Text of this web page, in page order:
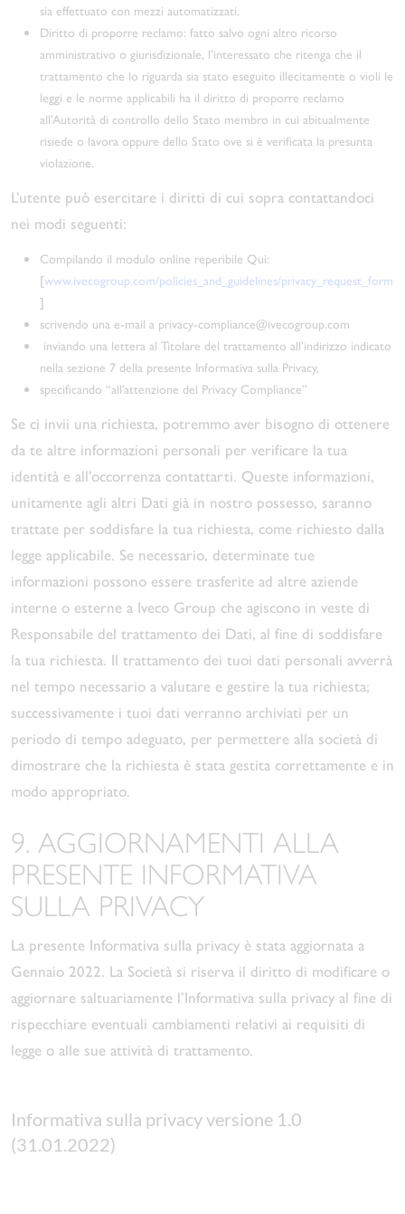
sia effettuato con mezzi automatizzati.
Diritto di proporre reclamo: fatto salvo ogni altro ricorso
amministrativo o giurisdizionale, l’interessato che ritenga che il
trattamento che lo riguarda sia stato eseguito illecitamente o violi le
leggi e le norme applicabili ha il diritto di proporre reclamo
all’Autorità di controllo dello Stato membro in cui abitualmente
risiede o lavora oppure dello Stato ove si è verificata la presunta
violazione.
L’utente può esercitare i diritti di cui sopra contattandoci
nei modi seguenti:
Compilando il modulo online reperibile Qui:
[www.ivecogroup.com/policies_and_guidelines/privacy_request_form
]
scrivendo una e-mail a privacy-compliance@ivecogroup.com
inviando una lettera al Titolare del trattamento all’indirizzo indicato
nella sezione 7 della presente Informativa sulla Privacy,
specificando “all’attenzione del Privacy Compliance”
Se ci invii una richiesta, potremmo aver bisogno di ottenere
da te altre informazioni personali per verificare la tua
identità e all’occorrenza contattarti. Queste informazioni,
unitamente agli altri Dati già in nostro possesso, saranno
trattate per soddisfare la tua richiesta, come richiesto dalla
legge applicabile. Se necessario, determinate tue
informazioni possono essere trasferite ad altre aziende
interne o esterne a Iveco Group che agiscono in veste di
Responsabile del trattamento dei Dati, al fine di soddisfare
la tua richiesta. Il trattamento dei tuoi dati personali avverrà
nel tempo necessario a valutare e gestire la tua richiesta;
successivamente i tuoi dati verranno archiviati per un
periodo di tempo adeguato, per permettere alla società di
dimostrare che la richiesta è stata gestita correttamente e in
modo appropriato.
9. AGGIORNAMENTI ALLA
PRESENTE INFORMATIVA
SULLA PRIVACY
La presente Informativa sulla privacy è stata aggiornata a
Gennaio 2022. La Società si riserva il diritto di modificare o
aggiornare saltuariamente l’Informativa sulla privacy al fine di
rispecchiare eventuali cambiamenti relativi ai requisiti di
legge o alle sue attività di trattamento.
Informativa sulla privacy versione 1.0
(31.01.2022)